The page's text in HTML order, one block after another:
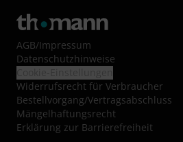
AGB/Impressum
Datenschutzhinweise
Widerrufsrecht für Verbraucher
Bestellvorgang/Vertragsabschluss
Mängelhaftungsrecht
Erklärung zur Barrierefreiheit